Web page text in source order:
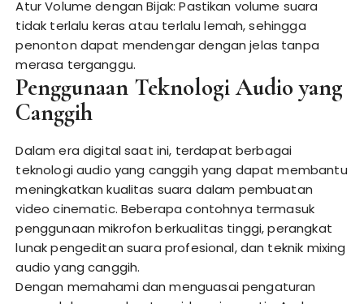
Atur Volume dengan Bijak: Pastikan volume suara
tidak terlalu keras atau terlalu lemah, sehingga
penonton dapat mendengar dengan jelas tanpa
merasa terganggu.
Penggunaan Teknologi Audio yang
Canggih
Dalam era digital saat ini, terdapat berbagai
teknologi audio yang canggih yang dapat membantu
meningkatkan kualitas suara dalam pembuatan
video cinematic. Beberapa contohnya termasuk
penggunaan mikrofon berkualitas tinggi, perangkat
lunak pengeditan suara profesional, dan teknik mixing
audio yang canggih.
Dengan memahami dan menguasai pengaturan